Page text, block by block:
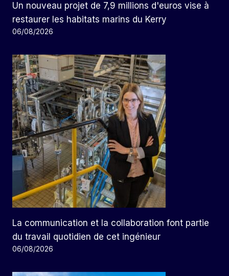
Un nouveau projet de 7,9 millions d'euros vise à
restaurer les habitats marins du Kerry
06/08/2026
La communication et la collaboration font partie
du travail quotidien de cet ingénieur
06/08/2026